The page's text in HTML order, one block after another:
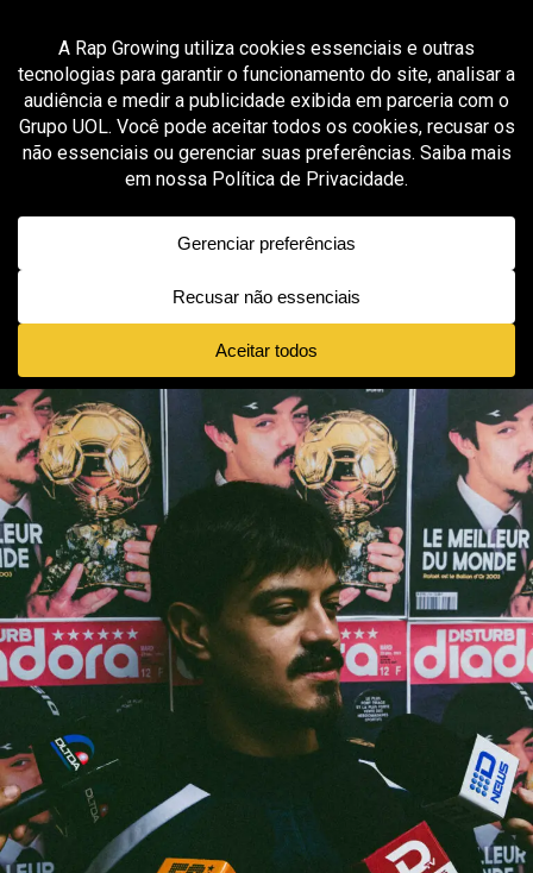
MODA & STREETWEAR
DISTURB X DIADORA: FUTEBOL,
SKATE E RUA NO MESMO UNIFORME
João Victor Rebelo